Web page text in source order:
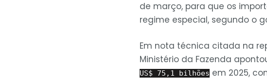
de março, para que os
regime especial, segundo o
Em nota técnica citada na
Ministério da Fazenda
US$ 75,1 bilhões em 2025,